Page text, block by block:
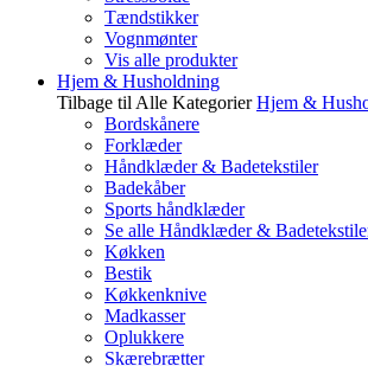
Tændstikker
Vognmønter
Vis alle produkter
Hjem & Husholdning
Tilbage til Alle Kategorier Hjem &
Bordskånere
Forklæder
Håndklæder & Badetekstiler
Badekåber
Sports håndklæder
Se alle Håndklæder &
Køkken
Bestik
Køkkenknive
Madkasser
Oplukkere
Skærebrætter